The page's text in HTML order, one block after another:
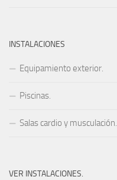
INSTALACIONES
Equipamiento exterior.
Piscinas.
Salas cardio y musculación.
VER INSTALACIONES.